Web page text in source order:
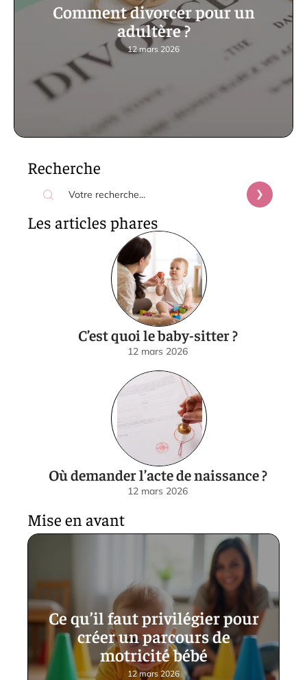
Comment divorcer pour un
adultère ?
12 mars 2026
Recherche
Les articles phares
C’est quoi le baby-sitter ?
12 mars 2026
Où demander l’acte de naissance ?
12 mars 2026
Mise en avant
Ce qu’il faut privilégier pour
créer un parcours de
motricité bébé
12 mars 2026